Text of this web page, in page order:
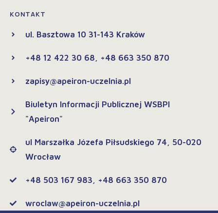
KONTAKT
ul. Basztowa 10 31-143 Kraków
+48 12 422 30 68, +48 663 350 870
zapisy@apeiron-uczelnia.pl
Biuletyn Informacji Publicznej WSBPI
"Apeiron"
ul Marszałka Józefa Piłsudskiego 74, 50-020
Wrocław
+48 503 167 983, +48 663 350 870
wroclaw@apeiron-uczelnia.pl